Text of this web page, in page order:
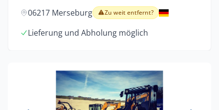
06217 Merseburg Zu weit entfernt?
Lieferung und Abholung möglich